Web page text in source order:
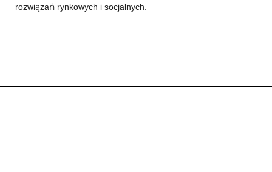
rozwiązań rynkowych i socjalnych.